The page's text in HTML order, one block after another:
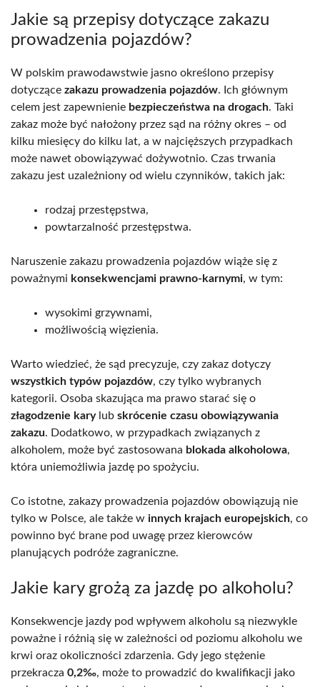
Jakie są przepisy dotyczące zakazu
prowadzenia pojazdów?
W polskim prawodawstwie jasno określono przepisy
dotyczące zakazu prowadzenia pojazdów. Ich głównym
celem jest zapewnienie bezpieczeństwa na drogach. Taki
zakaz może być nałożony przez sąd na różny okres – od
kilku miesięcy do kilku lat, a w najcięższych przypadkach
może nawet obowiązywać dożywotnio. Czas trwania
zakazu jest uzależniony od wielu czynników, takich jak:
rodzaj przestępstwa,
powtarzalność przestępstwa.
Naruszenie zakazu prowadzenia pojazdów wiąże się z
poważnymi konsekwencjami prawno-karnymi, w tym:
wysokimi grzywnami,
możliwością więzienia.
Warto wiedzieć, że sąd precyzuje, czy zakaz dotyczy
wszystkich typów pojazdów, czy tylko wybranych
kategorii. Osoba skazująca ma prawo starać się o
złagodzenie karylub skrócenie czasu obowiązywania
zakazu. Dodatkowo, w przypadkach związanych z
alkoholem, może być zastosowana blokada alkoholowa,
która uniemożliwia jazdę po spożyciu.
Co istotne, zakazy prowadzenia pojazdów obowiązują nie
tylko w Polsce, ale także w innych krajach europejskich, co
powinno być brane pod uwagę przez kierowców
planujących podróże zagraniczne.
Jakie kary grożą za jazdę po alkoholu?
Konsekwencje jazdy pod wpływem alkoholu są niezwykle
poważne i różnią się w zależności od poziomu alkoholu we
krwi oraz okoliczności zdarzenia. Gdy jego stężenie
przekracza 0,2‰, może to prowadzić do kwalifikacji jako